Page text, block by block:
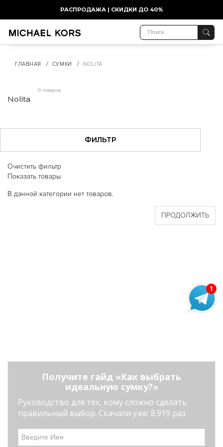
РАСПРОДАЖА | СКИДКИ ДО 40%
ГЛАВНАЯ / СУМКИ / NOLITA
Nolita
0 товаров
ФИЛЬТР
Очистить фильтр
Показать товары
В данной категории нет товаров.
ПРОДОЛЖИТЬ
Получите гайд «Как выбрать
идеальную сумку?»
Руководство для тех, кому сложно сделать
правильный выбор. Скачали уже: 8.919 раз